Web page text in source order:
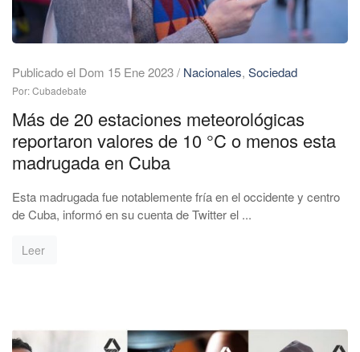
Publicado el Dom 15 Ene 2023/ Nacionales, Sociedad
Por: Cubadebate
Más de 20 estaciones meteorológicas
reportaron valores de 10 °C o menos esta
madrugada en Cuba
Esta madrugada fue notablemente fría en el occidente y centro
de Cuba, informó en su cuenta de Twitter el ...
Leer